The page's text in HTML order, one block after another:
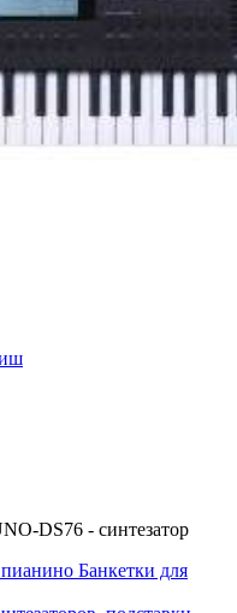
DS76 - cинтезатор
Банкетки для